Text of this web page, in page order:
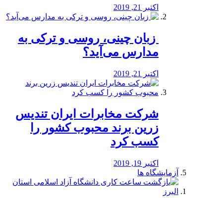
اکتبر 21, 2019
️ زبان چینی، روسی و ترکی به
مدارس می‌آید؟
اکتبر 21, 2019
شرکت مخابرات ایران تندیس
زرین برند محبوب کشور را
کسب کرد
اکتبر 19, 2019
آزمایشگاه ها